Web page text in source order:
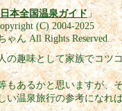
日本全国温泉ガイド」
(C) 2004-2025
ゃん All Rights Reserved.
の趣味として家族でコツ
もあるかと思いますが、
い温泉旅行の参考になれ